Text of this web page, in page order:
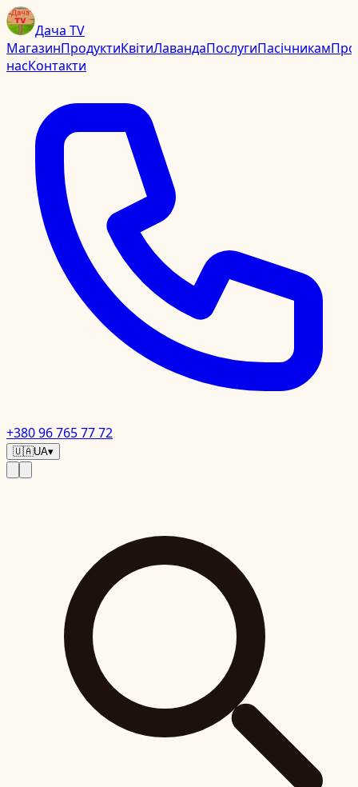
Дача TV
МагазинПродуктиКвітиЛавандаПослугиПасічникамПро
насКонтакти
+380 96 765 77 72
🇺🇦UA▾